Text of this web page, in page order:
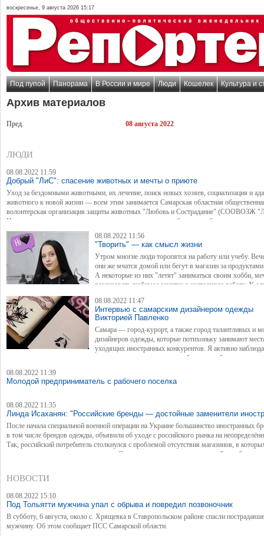
воскресенье, 9 августа 2026 15:17
Под лупой Панорама В России и мире Люди Кошелек Культура и
Архив материалов
Пред. 08 августа 2022
ЛЮДИ
08.08.2022 11:59
Добрый "ЛиС": спасение животных и мечты о приюте
Уход за бездомными животными, их лечение, поиск новых хозяев, социализация и
животного к новой жизни — всем этим занимается Самарская областная
волонтерская организация защиты животных "Любовь и Сострадание" (СООВОЗЖ
Несмотря на отсутствие приюта, волонтеры организации берут на себя
за найденных животных, их передержку и заботу до появления потенциальных
этим и занимается молодой волонтёр Владислав Багратионов.
08.08.2022 11:56
"Творить" — как смысл жизни
Утром многие люди торопятся на работу или учебу.
они же мчатся домой или бегут в магазин за
А некоторые из них "летят" заниматься своим хобби,
реализовать любимое занятие в настоящую работу. У
остается мечтой, а у других становится целью достижения. Ульянова Эльвира, 28
пример осуществления своей мечты в реальность.
08.08.2022 11:47
Интервью с самарским дизайнером одежды
Викторией Павленко
Самара — город-курорт, а также город талантливых и
дизайнеров одежды, которые потихоньку занимают
уходящих иностранных конкурентов. Я активно
за происходящим в мире моды, поэтому мне захотелось пообщаться поближе с
время. Давно слежу за творчеством самарского дизайнера Виктории Павленко
поэтому именно она стала моим сегодняшним гостем.
08.08.2022 11:39
Молодой предприниматель с рабочего поселка
08.08.2022 11:35
Линда Исаханян: "Российские бренды — достойные заменители
После начала специальной военной операции на Украине большинство иностранных
в том числе брендов одежды, объявили об уходе с российского рынка на
Так, российский потребитель столкнулся с проблемой отсутствия магазинов, в
привыкли покупать новые одеваться. О том, какие перспективы у российских брендов
НОВОСТИ
08.08.2022 15:10
Под Тольятти мужчина упал с обрыва и повредил позвоночник
В субботу, 6 августа, около с. Хрящевка в Ставропольском районе спасли
мужчину. Об этом сообщает ПСС Самарской области.